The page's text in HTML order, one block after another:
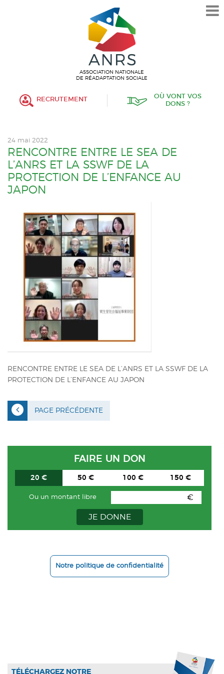
L’ASSOCIATION
HISTORIQUE
VALEURS ET ENGAGEMENT
ASSOCIATIF
FONCTIONNEMENT
POLITIQUE RH
ÉTABLISSEMENTS SERVICES
INSERTION
ACTUALITÉS
CONTACT
INTRANET
ASSOCIATION NATIONALE
DE RÉADAPTATION SOCIALE
RECRUTEMENT
OÙ VONT VOS
DONS ?
24 mai 2022
RENCONTRE ENTRE LE SEA DE
L’ANRS ET LA SSWF DE LA
PROTECTION DE L’ENFANCE AU
JAPON
RENCONTRE ENTRE LE SEA DE L’ANRS ET LA SSWF DE LA
PROTECTION DE L’ENFANCE AU JAPON
PAGE PRÉCÉDENTE
FAIRE UN DON
20 € 50 € 100 € 150 €
Ou un montant libre €
JE DONNE
Notre politique de confidentialité
TÉLÉCHARGEZ NOTRE